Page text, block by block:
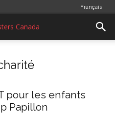
Français
pour les enfants
Papillon